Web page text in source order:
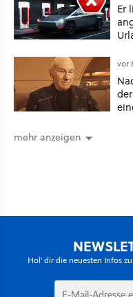
Er
vor
mehr anzeigen
Hol' dir die neuesten Infos